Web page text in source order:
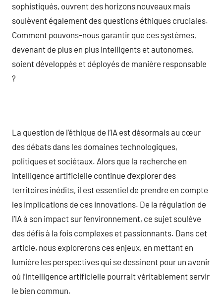
sophistiqués, ouvrent des horizons nouveaux mais
soulèvent également des questions éthiques cruciales.
Comment pouvons-nous garantir que ces systèmes,
devenant de plus en plus intelligents et autonomes,
soient développés et déployés de manière responsable
?
La question de l’éthique de l’IA est désormais au cœur
des débats dans les domaines technologiques,
politiques et sociétaux. Alors que la recherche en
intelligence artificielle continue d’explorer des
territoires inédits, il est essentiel de prendre en compte
les implications de ces innovations. De la régulation de
l’IA à son impact sur l’environnement, ce sujet soulève
des défis à la fois complexes et passionnants. Dans cet
article, nous explorerons ces enjeux, en mettant en
lumière les perspectives qui se dessinent pour un avenir
où l’intelligence artificielle pourrait véritablement servir
le bien commun.